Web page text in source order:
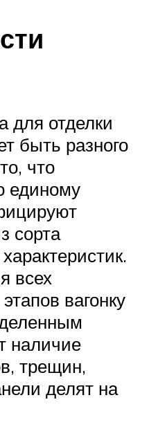
для отделки
быть разного
что
единому
сорта
всех
вагонку
наличие
трещин,
делят на